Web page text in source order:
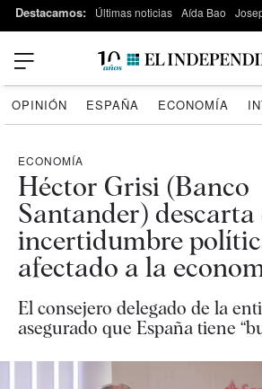
Destacamos: Últimas noticias Aída Bao
OPINIÓN ESPAÑA ECONOMÍA
ECONOMÍA
Héctor Grisi (Banco
Santander) descarta
incertidumbre
afectado a la
El consejero delegado de la
asegurado que España tiene